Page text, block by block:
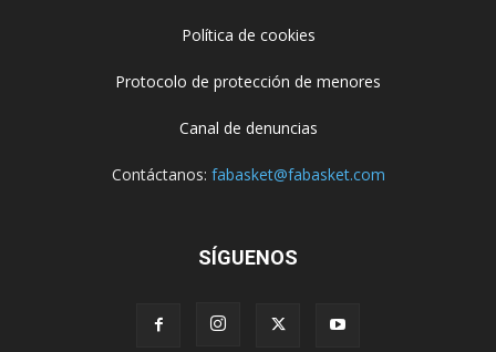
Política de cookies
Protocolo de protección de menores
Canal de denuncias
Contáctanos: fabasket@fabasket.com
SÍGUENOS